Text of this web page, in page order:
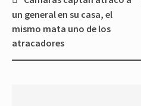
de
entradas
un general en su casa, el
mismo mata uno de los
atracadores